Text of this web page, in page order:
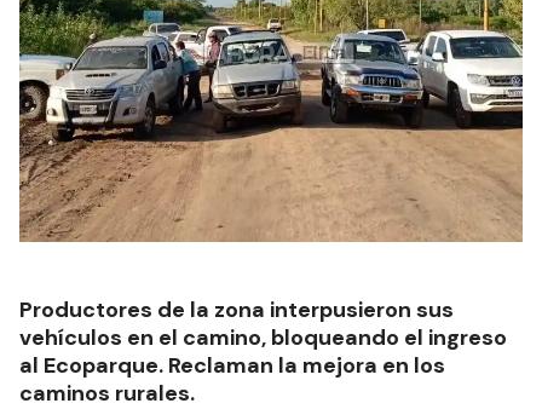
Productores de la zona interpusieron sus
vehículos en el camino, bloqueando el ingreso
al Ecoparque. Reclaman la mejora en los
caminos rurales.